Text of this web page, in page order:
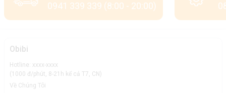
0941 339 339 (8:00 - 20:00)
Obibi
Hotline: xxxx-xxxx
(1000 đ/phút, 8-21h kể cả T7, CN)
Về Chúng Tôi